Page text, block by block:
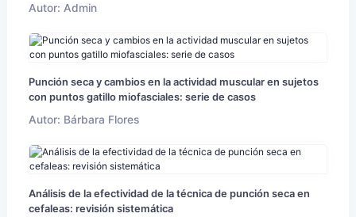
Autor: Admin
Punción seca y cambios en la actividad muscular en sujetos
con puntos gatillo miofasciales: serie de casos
Autor: Bárbara Flores
Análisis de la efectividad de la técnica de punción seca en
cefaleas: revisión sistemática